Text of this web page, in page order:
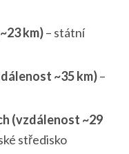
km)– státní
~35 km)–
(vzdálenost ~29
středisko